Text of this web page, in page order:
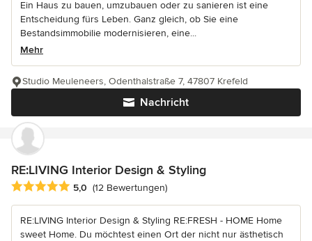
Ein Haus zu bauen, umzubauen oder zu sanieren ist eine
Entscheidung fürs Leben. Ganz gleich, ob Sie eine
Bestandsimmobilie modernisieren, eine...
Mehr
Nachricht
Studio Meuleneers, Odenthalstraße 7, 47807 Krefeld
RE:LIVING Interior Design & Styling
Durchschnittliche Bewertung: 5 von 5 Sternen
5,0 (12 Bewertungen)
RE:LIVING Interior Design & Styling RE:FRESH - HOME Home
sweet Home. Du möchtest einen Ort der nicht nur ästhetisch